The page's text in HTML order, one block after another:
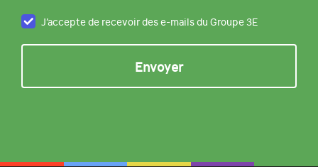
J’accepte de recevoir des e-mails du Groupe 3E